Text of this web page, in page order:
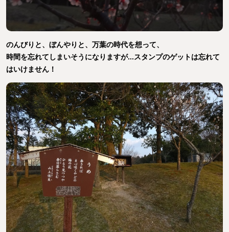
のんびりと、ぼんやりと、万葉の時代を想って、
時間を忘れてしまいそうになりますが...スタンプのゲットは忘れて
はいけません！